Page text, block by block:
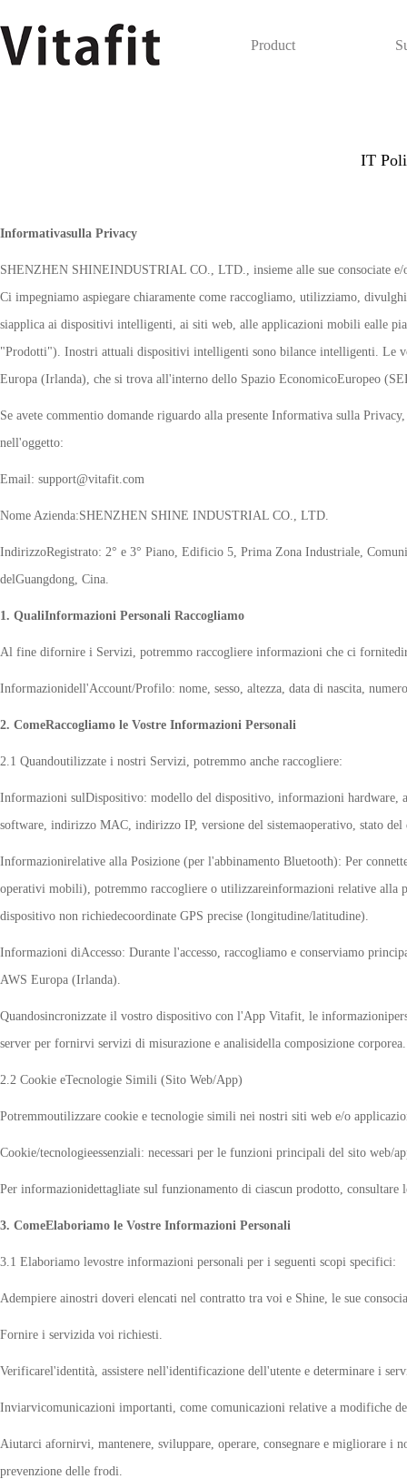
Product
IT
Informativasulla Privacy
SHENZHEN SHINEINDUSTRIAL CO., LTD., insieme alle sue consociate
Ci impegniamo aspiegare chiaramente come raccogliamo, utilizziamo,
siapplica ai dispositivi intelligenti, ai siti web, alle applicazioni mobili ealle
"Prodotti"). Inostri attuali dispositivi intelligenti sono bilance intelligenti. Le
Europa (Irlanda), che si trova all'interno dello Spazio EconomicoEuropeo
Se avete commentio domande riguardo alla presente Informativa sulla
nell'oggetto:
Email: support@vitafit.com
Nome Azienda:SHENZHEN SHINE INDUSTRIAL CO., LTD.
IndirizzoRegistrato: 2° e 3° Piano, Edificio 5, Prima Zona Industriale,
delGuangdong, Cina.
1. QualiInformazioni Personali Raccogliamo
Al fine difornire i Servizi, potremmo raccogliere informazioni che ci
Informazionidell'Account/Profilo: nome, sesso, altezza, data di nascita,
2. ComeRaccogliamo le Vostre Informazioni Personali
2.1 Quandoutilizzate i nostri Servizi, potremmo anche raccogliere:
Informazioni sulDispositivo: modello del dispositivo, informazioni hardware,
software, indirizzo MAC, indirizzo IP, versione del sistemaoperativo, stato
Informazionirelative alla Posizione (per l'abbinamento Bluetooth): Per
operativi mobili), potremmo raccogliere o utilizzareinformazioni relative alla
dispositivo non richiedecoordinate GPS precise (longitudine/latitudine).
Informazioni diAccesso: Durante l'accesso, raccogliamo e conserviamo
AWS Europa (Irlanda).
Quandosincronizzate il vostro dispositivo con l'App Vitafit, le
server per fornirvi servizi di misurazione e analisidella composizione corporea.
2.2 Cookie eTecnologie Simili (Sito Web/App)
Potremmoutilizzare cookie e tecnologie simili nei nostri siti web e/o
Cookie/tecnologieessenziali: necessari per le funzioni principali del sito web/
Per informazionidettagliate sul funzionamento di ciascun prodotto, consultare
3. ComeElaboriamo le Vostre Informazioni Personali
3.1 Elaboriamo levostre informazioni personali per i seguenti scopi specifici:
Adempiere ainostri doveri elencati nel contratto tra voi e Shine, le sue
Fornire i servizida voi richiesti.
Verificarel'identità, assistere nell'identificazione dell'utente e determinare i
Inviarvicomunicazioni importanti, come comunicazioni relative a modifiche
Aiutarci afornirvi, mantenere, sviluppare, operare, consegnare e migliorare i
prevenzione delle frodi.